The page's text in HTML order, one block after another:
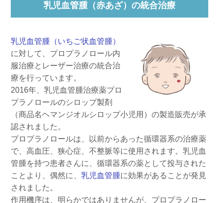
乳児血管腫（赤あざ）の統合治療
乳児血管腫（いちご状血管腫）
に対して、プロプラノロール内
服治療とレーザー治療の統合治
療を行っています。
2016年、乳児血管腫治療薬プロ
プラノロールのシロップ製剤
（商品名ヘマンジオルシロップ小児用）の製造販売が承
認されました。
プロプラノロールは、以前からあった循環器系の治療薬
で、高血圧、狭心症、不整脈等に使用されます。乳児血
管腫を持つ患者さんに、循環器系の薬として投与された
ことより、偶然に、乳児血管腫に効果があることが発見
されました。
作用機序は、明らかではありませんが、プロプラノロー